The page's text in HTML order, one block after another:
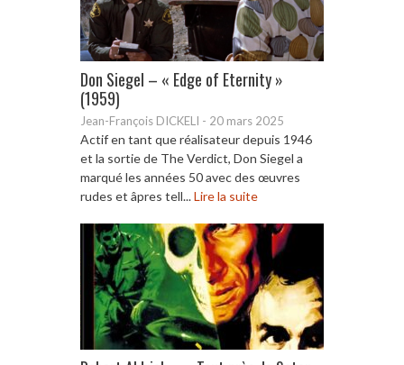
Don Siegel – « Edge of Eternity »
(1959)
Jean-François DICKELI - 20 mars 2025
Actif en tant que réalisateur depuis 1946
et la sortie de The Verdict, Don Siegel a
marqué les années 50 avec des œuvres
rudes et âpres tell...Lire la suite